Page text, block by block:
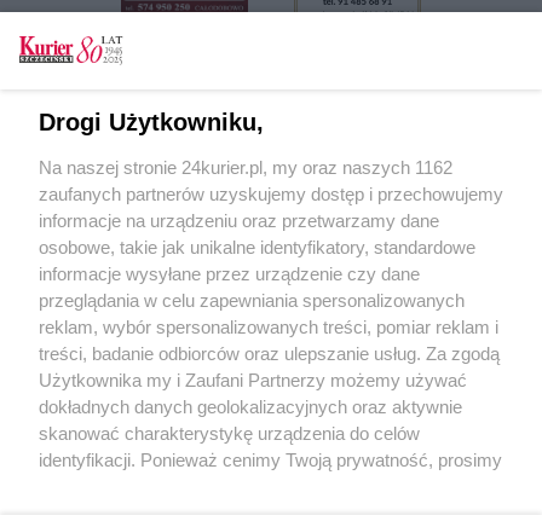
Kondolencje
Marek Matkowski
Anna Gęsikowska
Elżbieta Przybysz
Nina Grudnik
Drogi Użytkowniku,
Na naszej stronie 24kurier.pl, my oraz naszych 1162
zaufanych partnerów uzyskujemy dostęp i przechowujemy
informacje na urządzeniu oraz przetwarzamy dane
osobowe, takie jak unikalne identyfikatory, standardowe
informacje wysyłane przez urządzenie czy dane
przeglądania w celu zapewniania spersonalizowanych
reklam, wybór spersonalizowanych treści, pomiar reklam i
treści, badanie odbiorców oraz ulepszanie usług. Za zgodą
Użytkownika my i Zaufani Partnerzy możemy używać
dokładnych danych geolokalizacyjnych oraz aktywnie
skanować charakterystykę urządzenia do celów
identyfikacji. Ponieważ cenimy Twoją prywatność, prosimy